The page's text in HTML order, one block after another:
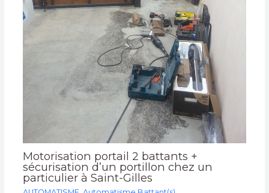
Motorisation portail 2 battants +
sécurisation d’un portillon chez un
particulier à Saint-Gilles